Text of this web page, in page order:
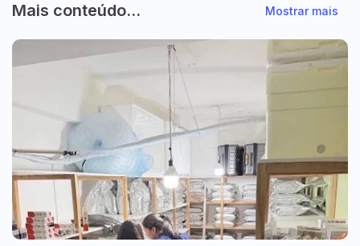
Mais conteúdo... Mostrar mais